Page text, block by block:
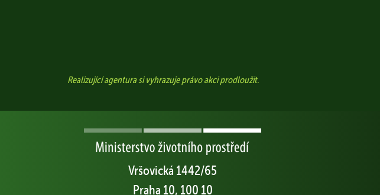
Realizující agentura si vyhrazuje právo akci prodloužit.
Vršovická 1442/65
Praha 10, 100 10